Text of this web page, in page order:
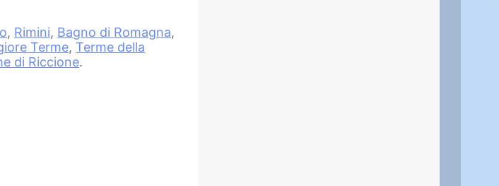
, Rimini, Bagno di Romagna,
Terme, Terme della
di Riccione.